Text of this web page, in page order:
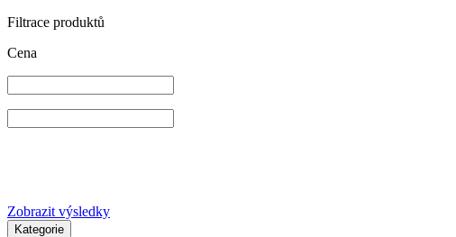
Filtrace produktů
Cena
Zobrazit výsledky
Kategorie